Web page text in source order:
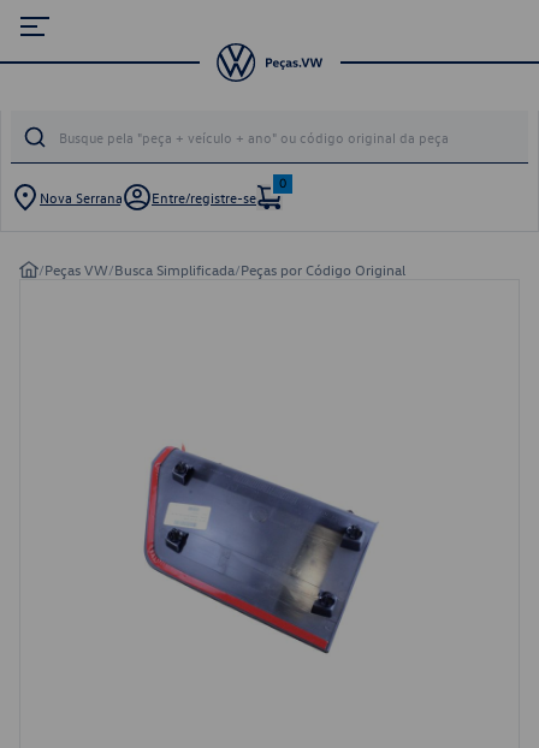
Nova Serrana Entre/registre-se
0
/Peças VW/Busca Simplificada/Peças por Código Original